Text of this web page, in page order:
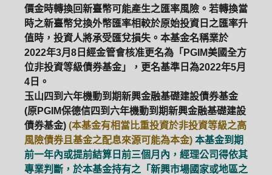
價金時轉換回新臺幣可能產生之匯率風險。若轉換當
時之新臺幣兌換外幣匯率相較於原始投資日之匯率升
值時，投資人將承受匯兌損失。本基金名稱業於
2022年3月8日經金管會核准更名為「PGIM美國全方
位非投資等級債券基金」，更名基準日為2022年5月
4日。
玉山四到六年機動到期新興金融基礎建設債券基金
(原PGIM保德信四到六年機動到期新興金融基礎建設
債券基金) (本基金有相當比重投資於非投資等級之高
風險債券且基金之配息來源可能為本金) 本基金到期
前一年內或提前結算日前三個月內，經理公司得依其
專業判斷，於本基金持有之「新興市場國家或地區之